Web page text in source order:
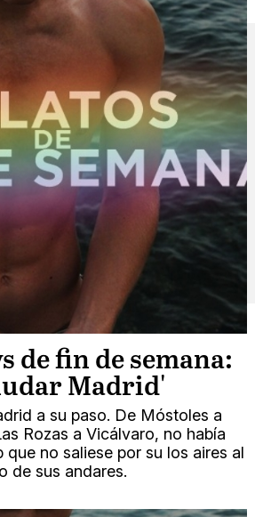
de fin de semana:
Madrid'
a su paso. De Móstoles a
Rozas a Vicálvaro, no había
que no saliese por su los aires al
de sus andares.